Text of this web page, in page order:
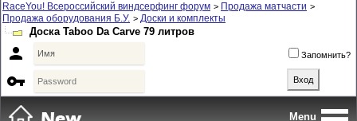
RaceYou! Всероссийский виндсерфинг форум > Продажа матчасти >
Продажа оборудования Б.У. > Доски и комплекты
Доска Taboo Da Carve 79 литров
 Запомнить?

Menu